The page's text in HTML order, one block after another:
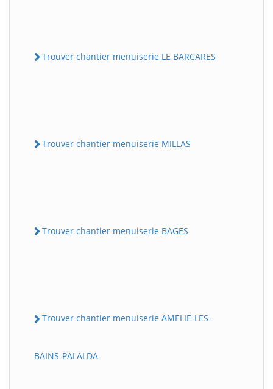
Trouver chantier menuiserie LE BARCARES
Trouver chantier menuiserie MILLAS
Trouver chantier menuiserie BAGES
Trouver chantier menuiserie AMELIE-LES-
BAINS-PALALDA